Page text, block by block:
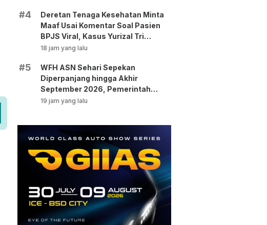
#4
Deretan Tenaga Kesehatan Minta
Maaf Usai Komentar Soal Pasien
BPJS Viral, Kasus Yurizal Tri
Chaerawan Jadi Sorotan Publik!
18 jam yang lalu
#5
WFH ASN Sehari Sepekan
Diperpanjang hingga Akhir
September 2026, Pemerintah
Klaim Kinerja Tetap Optimal
19 jam yang lalu